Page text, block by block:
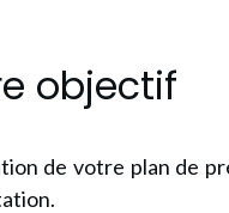
objectif
de votre plan de